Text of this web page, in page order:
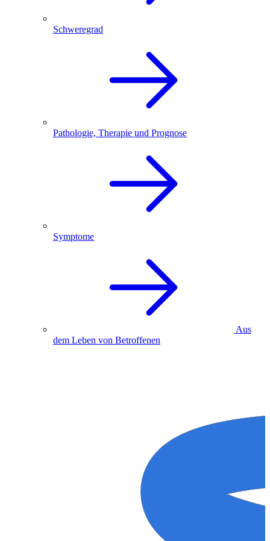
Schweregrad
Pathologie, Therapie und Prognose
Symptome
Aus
dem Leben von Betroffenen